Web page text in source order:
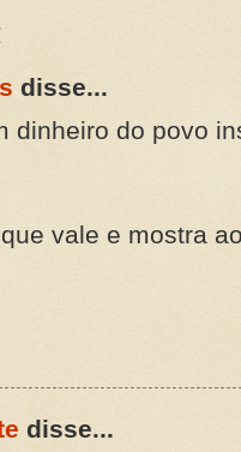
disse...
dinheiro do povo
vale e mostra
disse...